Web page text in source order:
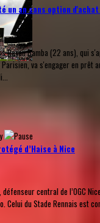
un an sans option d'achat
Rayan Bamba (22 ans), qui
va s'engager en prêt
d’Haise à Nice
central de l’OGC
Celui du Stade Rennais est